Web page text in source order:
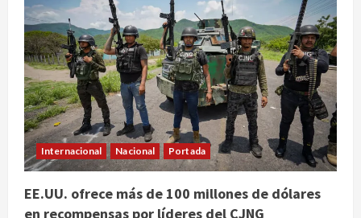
Internacional Nacional Portada
EE.UU. ofrece más de 100 millones de dólares
en recompensas por líderes del CJNG
4
Ángela Buitrago señala videos
ocultados en el caso Ayotzinapa
agosto 7, 2026
5
Nacional
Fallece Carlos Garfias Merlos,
arzobispo emérito de Morelia
agosto 7, 2026
Colombia despide al gobierno de